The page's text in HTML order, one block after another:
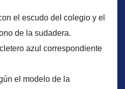
el escudo del colegio y el
de la sudadera.
azul correspondiente
el modelo de la